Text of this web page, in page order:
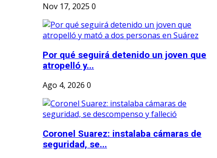
Nov 17, 2025 0
Por qué seguirá detenido un joven que
atropelló y...
Ago 4, 2026 0
Coronel Suarez: instalaba cámaras de
seguridad, se...